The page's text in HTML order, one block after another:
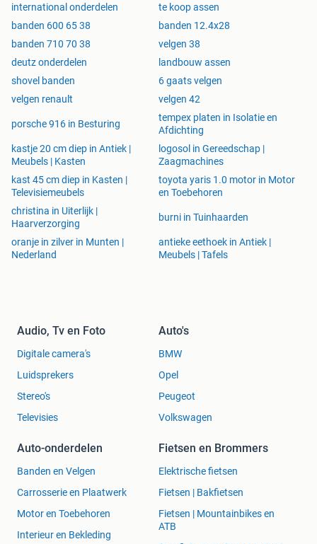
international onderdelen
te koop assen
banden 600 65 38
banden 12.4x28
banden 710 70 38
velgen 38
deutz onderdelen
landbouw assen
shovel banden
6 gaats velgen
velgen renault
velgen 42
porsche 916 in Besturing
tempex platen in Isolatie en
Afdichting
kastje 20 cm diep in Antiek |
Meubels | Kasten
logosol in Gereedschap |
Zaagmachines
kast 45 cm diep in Kasten |
Televisiemeubels
toyota yaris 1.0 motor in Motor
en Toebehoren
christina in Uiterlijk |
Haarverzorging
burni in Tuinhaarden
oranje in zilver in Munten |
Nederland
antieke eethoek in Antiek |
Meubels | Tafels
Audio, Tv en Foto
Digitale camera's
Luidsprekers
Stereo's
Televisies
Auto's
BMW
Opel
Peugeot
Volkswagen
Auto-onderdelen
Banden en Velgen
Carrosserie en Plaatwerk
Motor en Toebehoren
Interieur en Bekleding
Fietsen en Brommers
Elektrische fietsen
Fietsen | Bakfietsen
Fietsen | Mountainbikes en
ATB